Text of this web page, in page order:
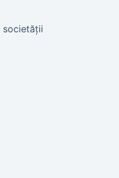
societății